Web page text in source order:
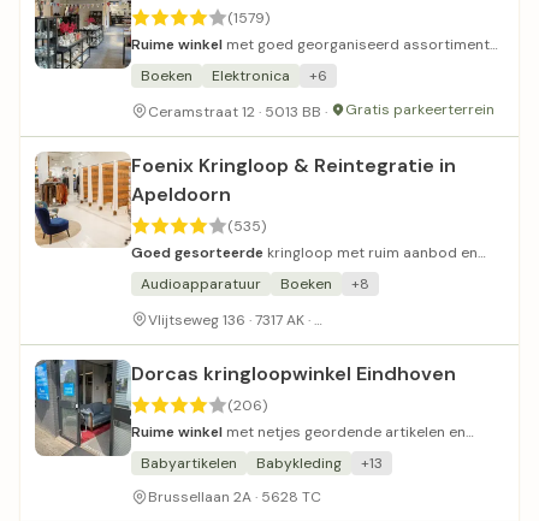
(1579)
Ruime winkel met goed georganiseerd assortiment
en vriendelijke prijzen.
Boeken Elektronica
+6
Ceramstraat 12 · 5013 BB ·
Gratis parkeerterrein
Foenix Kringloop & Reintegratie in
Apeldoorn
(535)
Goed gesorteerde kringloop met ruim aanbod en
glaswerk.
Audioapparatuur Boeken
+8
Vlijtseweg 136 · 7317 AK ·
Dorcas kringloopwinkel Eindhoven
(206)
Ruime winkel met netjes geordende artikelen en
vriendelijk personeel.
Babyartikelen Babykleding
+13
Brussellaan 2A · 5628 TC